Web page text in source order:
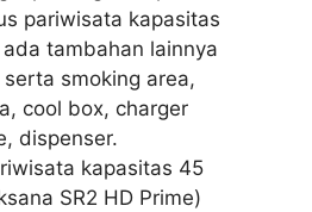
pariwisata kapasitas
ada tambahan lainnya
smoking area,
cool box, charger
dispenser.
kapasitas 45
SR2 HD Prime)